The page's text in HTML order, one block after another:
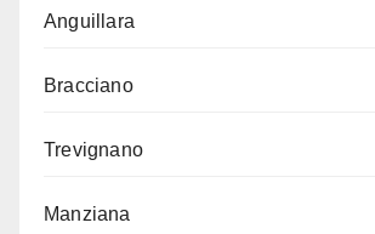
Anguillara
Bracciano
Trevignano
Manziana